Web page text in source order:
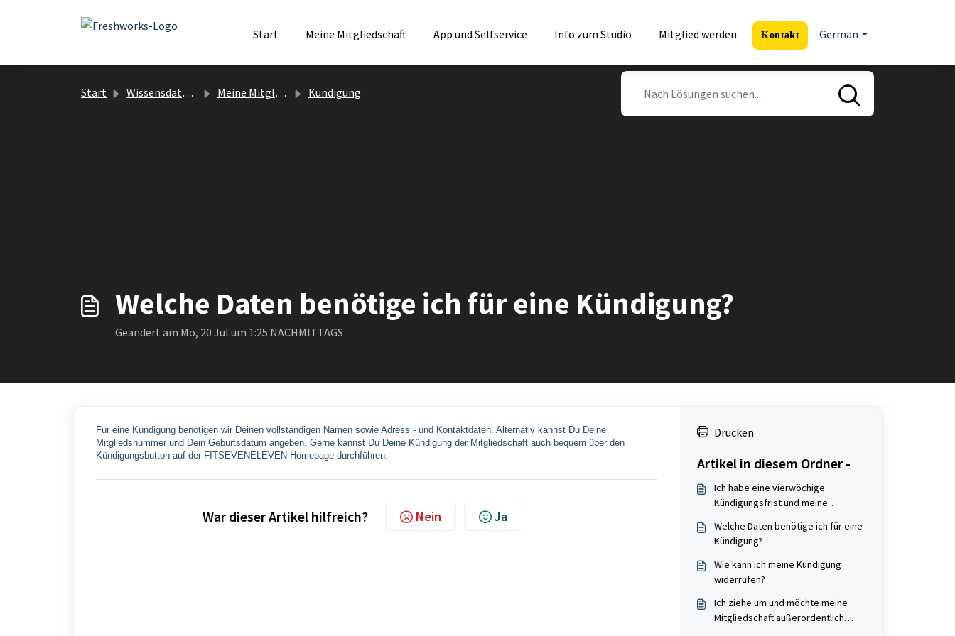
Zum hauptsächlichen Inhalt gehen
Start
Meine Mitgliedschaft App und Selfservice Info zum Studio Mitglied werden Kontakt German
Start Wissensdatenbank Meine Mitgliedschaft Kündigung
Welche Daten benötige ich für eine Kündigung?
Geändert am Mo, 20 Jul um 1:25 NACHMITTAGS
Für eine Kündigung benötigen wir Deinen vollständigen Namen sowie Adress - und Kontaktdaten. Alternativ kannst Du Deine
Mitgliedsnummer und Dein Geburtsdatum angeben. Gerne kannst Du Deine Kündigung der Mitgliedschaft auch bequem über den
Kündigungsbutton auf der FITSEVENELEVEN Homepage durchführen.
War dieser Artikel hilfreich? Nein Ja
Drucken
Artikel in diesem Ordner -
Ich habe eine vierwöchige
Kündigungsfrist und meine
wie kann das sein?
Welche Daten benötige ich für eine
Kündigung?
Wie kann ich meine Kündigung
widerrufen?
Ich ziehe um und möchte meine
Mitgliedschaft außerordentlich